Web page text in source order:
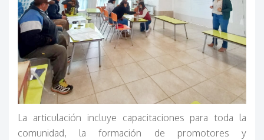
La articulación incluye capacitaciones para toda la
comunidad, la formación de promotores y